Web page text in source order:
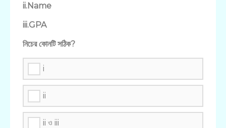
ii.Name
iii.GPA
নিচের কোনটি সঠিক?
i
ii
ii ও iii